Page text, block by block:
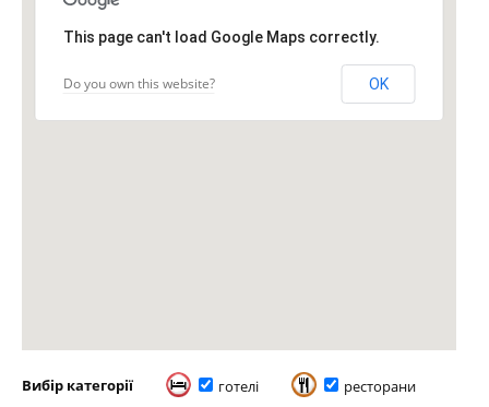
This page can't load Google Maps correctly.
Do you own this website? OK
Вибір категорії готелі ресторани